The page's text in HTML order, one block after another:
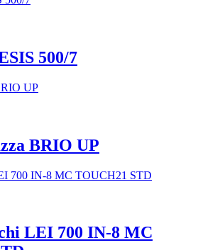
500/7
BRIO UP
LEI 700 IN-8 MC